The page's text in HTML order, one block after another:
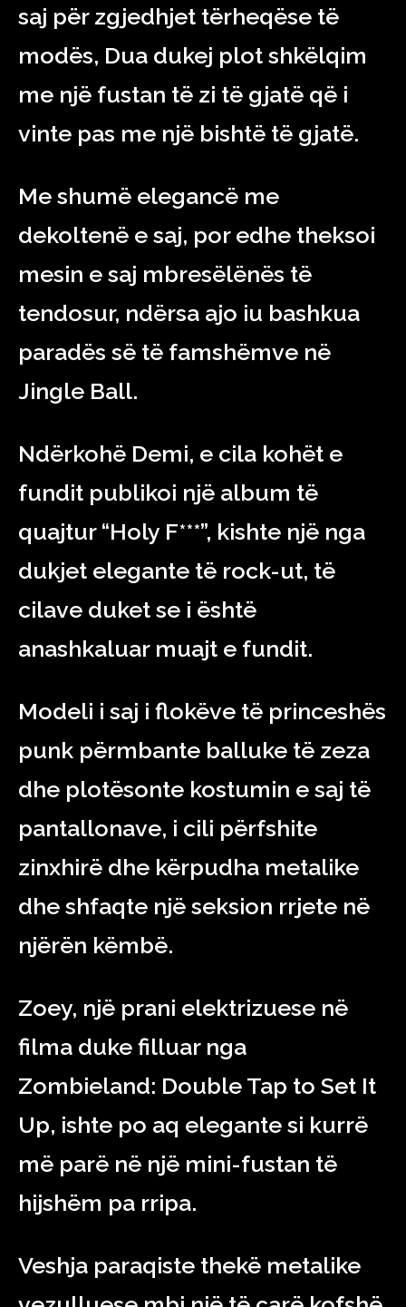
saj për zgjedhjet tërheqëse të
modës, Dua dukej plot shkëlqim
me një fustan të zi të gjatë që i
vinte pas me një bishtë të gjatë.
Me shumë elegancë me
dekoltenë e saj, por edhe theksoi
mesin e saj mbresëlënës të
tendosur, ndërsa ajo iu bashkua
paradës së të famshëmve në
Jingle Ball.
Ndërkohë Demi, e cila kohët e
fundit publikoi një album të
quajtur “Holy F***”, kishte një nga
dukjet elegante të rock-ut, të
cilave duket se i është
anashkaluar muajt e fundit.
Modeli i saj i flokëve të princeshës
punk përmbante balluke të zeza
dhe plotësonte kostumin e saj të
pantallonave, i cili përfshite
zinxhirë dhe kërpudha metalike
dhe shfaqte një seksion rrjete në
njërën këmbë.
Zoey, një prani elektrizuese në
filma duke filluar nga
Zombieland: Double Tap to Set It
Up, ishte po aq elegante si kurrë
më parë në një mini-fustan të
hijshëm pa rripa.
Veshja paraqiste thekë metalike